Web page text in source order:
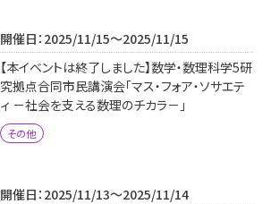
アクセス・お問合せ
開催日：2025/11/15～2025/11/15
【本イベントは終了しました】数学・数理科学5研
究拠点合同市民講演会「マス・フォア・ソサエテ
ィ －社会を支える数理のチカラ－」
その他
開催日：2025/11/13～2025/11/14